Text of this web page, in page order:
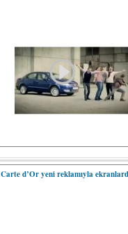
Carte d’Or yeni reklamıyla